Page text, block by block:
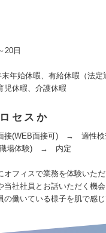
20日
末年始休暇、有給休暇（法
児休暇、介護休暇
セスか
(WEB面接可) → 適性検
場体験) → 内定
オフィスで業務を体験いた
当社社員とお話いただく機
働いている様子を肌で感じ